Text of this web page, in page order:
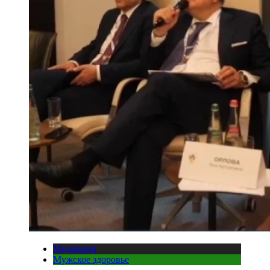
Медицина
Мужское здоровье